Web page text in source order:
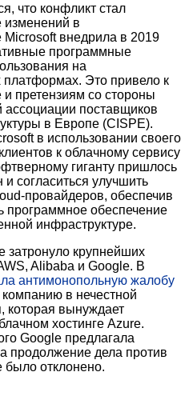
что конфликт стал
изменений в
внедрила в 2019
программные
на
Это привело к
претензиям со стороны
ассоциации поставщиков
в Европе (CISPE).
в использовании своего
к облачному сервису
гиганту пришлось
согласиться улучшить
провайдеров, обеспечив
программное обеспечение
инфраструктуре.
затронуло крупнейших
Alibaba и Google. В
антимонопольную жалобу
в нечестной
которая вынуждает
хостинге Azure.
Google предлагала
продолжение дела против
было отклонено.